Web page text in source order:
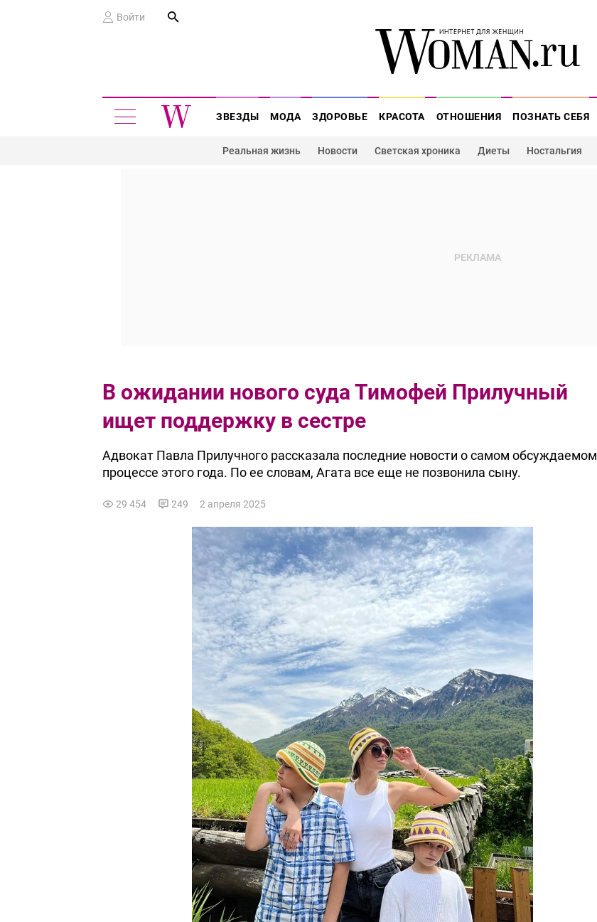
Войти
ЗВЕЗДЫ МОДА ЗДОРОВЬЕ КРАСОТА ОТНОШЕНИЯ ПОЗНАТЬ СЕБЯ
Реальная жизнь Новости Светская хроника Диеты Ностальгия
В ожидании нового суда Тимофей Прилучный
ищет поддержку в сестре
Адвокат Павла Прилучного рассказала последние новости о самом обсуждаемом
процессе этого года. По ее словам, Агата все еще не позвонила сыну.
29 454 249 2 апреля 2025